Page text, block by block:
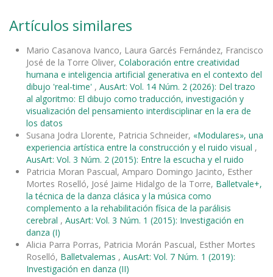
Artículos similares
Mario Casanova Ivanco, Laura Garcés Fernández, Francisco
José de la Torre Oliver, Colaboración entre creatividad
humana e inteligencia artificial generativa en el contexto del
dibujo 'real-time' , AusArt: Vol. 14 Núm. 2 (2026): Del trazo
al algoritmo: El dibujo como traducción, investigación y
visualización del pensamiento interdisciplinar en la era de
los datos
Susana Jodra Llorente, Patricia Schneider, «Modulares», una
experiencia artística entre la construcción y el ruido visual ,
AusArt: Vol. 3 Núm. 2 (2015): Entre la escucha y el ruido
Patricia Moran Pascual, Amparo Domingo Jacinto, Esther
Mortes Roselló, José Jaime Hidalgo de la Torre, Balletvale+,
la técnica de la danza clásica y la música como
complemento a la rehabilitación física de la parálisis
cerebral , AusArt: Vol. 3 Núm. 1 (2015): Investigación en
danza (I)
Alicia Parra Porras, Patricia Morán Pascual, Esther Mortes
Roselló, Balletvalemas , AusArt: Vol. 7 Núm. 1 (2019):
Investigación en danza (II)